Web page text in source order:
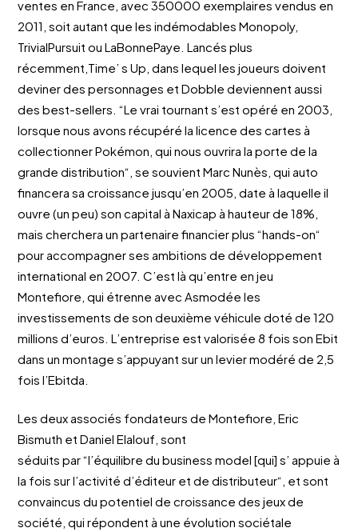
ventes en France, avec 350000 exemplaires vendus en
2011, soit autant que les indémodables Monopoly,
TrivialPursuit ou LaBonnePaye. Lancés plus
récemment,Time’ s Up, dans lequel les joueurs doivent
deviner des personnages et Dobble deviennent aussi
des best-sellers. “Le vrai tournant s’est opéré en 2003,
lorsque nous avons récupéré la licence des cartes à
collectionner Pokémon, qui nous ouvrira la porte de la
grande distribution“, se souvient Marc Nunès, qui auto
financera sa croissance jusqu’en 2005, date à laquelle il
ouvre (un peu) son capital à Naxicap à hauteur de 18%,
mais cherchera un partenaire financier plus “hands-on“
pour accompagner ses ambitions de développement
international en 2007. C’est là qu’entre en jeu
Montefiore, qui étrenne avec Asmodée les
investissements de son deuxième véhicule doté de 120
millions d’euros. L’entreprise est valorisée 8 fois son Ebit
dans un montage s’appuyant sur un levier modéré de 2,5
fois l’Ebitda.
Les deux associés fondateurs de Montefiore, Eric
Bismuth et Daniel Elalouf, sont
séduits par “l’équilibre du business model [qui] s’ appuie à
la fois sur l’activité d’éditeur et de distributeur“, et sont
convaincus du potentiel de croissance des jeux de
société, qui répondent à une évolution sociétale